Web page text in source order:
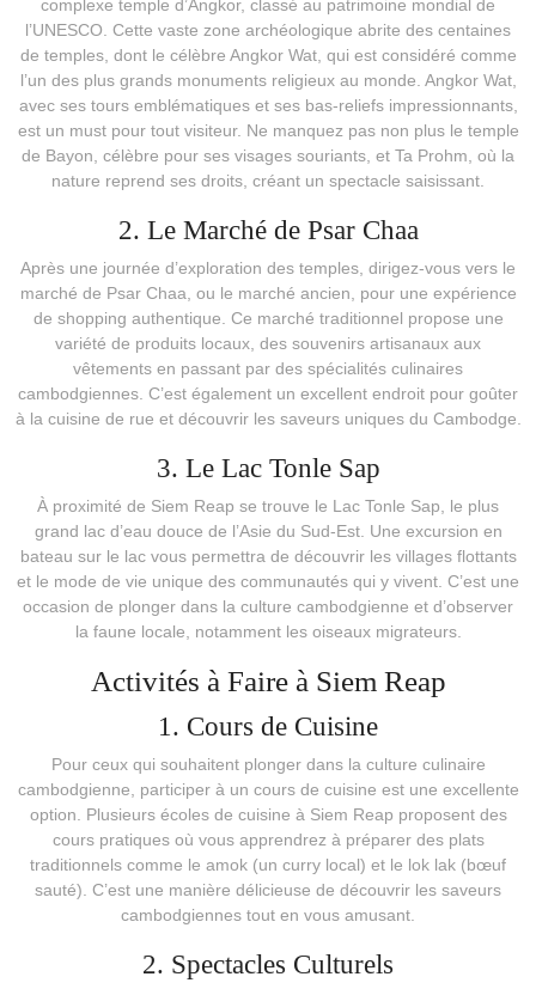
complexe temple d’Angkor, classé au patrimoine mondial de
l’UNESCO. Cette vaste zone archéologique abrite des centaines
de temples, dont le célèbre Angkor Wat, qui est considéré comme
l’un des plus grands monuments religieux au monde. Angkor Wat,
avec ses tours emblématiques et ses bas-reliefs impressionnants,
est un must pour tout visiteur. Ne manquez pas non plus le temple
de Bayon, célèbre pour ses visages souriants, et Ta Prohm, où la
nature reprend ses droits, créant un spectacle saisissant.
2. Le Marché de Psar Chaa
Après une journée d’exploration des temples, dirigez-vous vers le
marché de Psar Chaa, ou le marché ancien, pour une expérience
de shopping authentique. Ce marché traditionnel propose une
variété de produits locaux, des souvenirs artisanaux aux
vêtements en passant par des spécialités culinaires
cambodgiennes. C’est également un excellent endroit pour goûter
à la cuisine de rue et découvrir les saveurs uniques du Cambodge.
3. Le Lac Tonle Sap
À proximité de Siem Reap se trouve le Lac Tonle Sap, le plus
grand lac d’eau douce de l’Asie du Sud-Est. Une excursion en
bateau sur le lac vous permettra de découvrir les villages flottants
et le mode de vie unique des communautés qui y vivent. C’est une
occasion de plonger dans la culture cambodgienne et d’observer
la faune locale, notamment les oiseaux migrateurs.
Activités à Faire à Siem Reap
1. Cours de Cuisine
Pour ceux qui souhaitent plonger dans la culture culinaire
cambodgienne, participer à un cours de cuisine est une excellente
option. Plusieurs écoles de cuisine à Siem Reap proposent des
cours pratiques où vous apprendrez à préparer des plats
traditionnels comme le amok (un curry local) et le lok lak (bœuf
sauté). C’est une manière délicieuse de découvrir les saveurs
cambodgiennes tout en vous amusant.
2. Spectacles Culturels